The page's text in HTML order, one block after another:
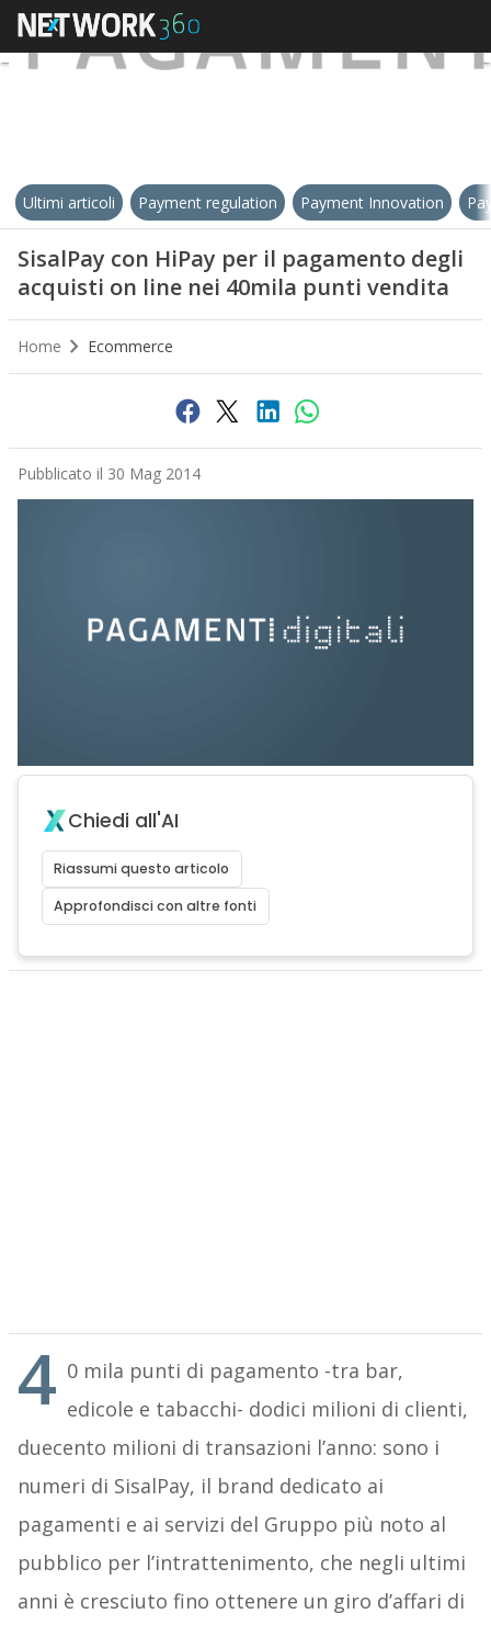
Ultimi articoli Payment regulation Payment Innovation
SisalPay con HiPay per il pagamento degli
acquisti on line nei 40mila punti vendita
Home Ecommerce
Pubblicato il 30 Mag 2014
Chiedi all'AI
Riassumi questo articolo
Approfondisci con altre fonti
4 0 mila punti di pagamento -tra bar,
edicole e tabacchi- dodici milioni di clienti,
duecento milioni di transazioni l’anno: sono i
numeri di SisalPay, il brand dedicato ai
pagamenti e ai servizi del Gruppo più noto al
pubblico per l’intrattenimento, che negli ultimi
anni è cresciuto fino ottenere un giro d’affari di